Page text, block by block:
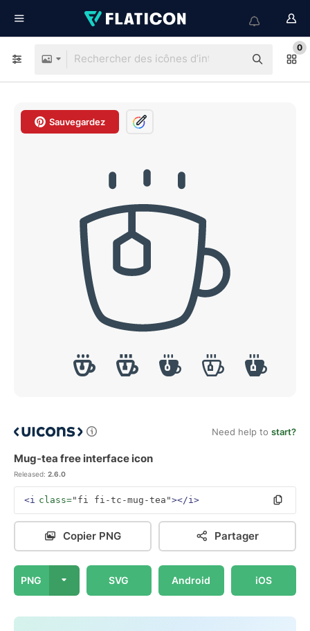
0
Sauvegardez
Need help to start?
Mug-tea free interface icon
Released: 2.6.0
<i class="fi fi-tc-mug-tea"></i>
Copier PNG Partager
PNG SVG Android iOS